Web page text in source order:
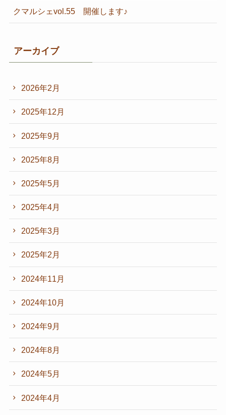
クマルシェvol.55 開催します♪
アーカイブ
2026年2月
2025年12月
2025年9月
2025年8月
2025年5月
2025年4月
2025年3月
2025年2月
2024年11月
2024年10月
2024年9月
2024年8月
2024年5月
2024年4月